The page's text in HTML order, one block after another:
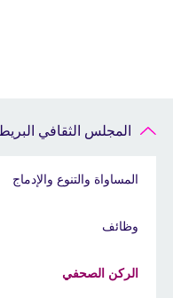
المجلس الثقافي
المساواة والتنوع والإدماج
وظائف
الركن الصحفي